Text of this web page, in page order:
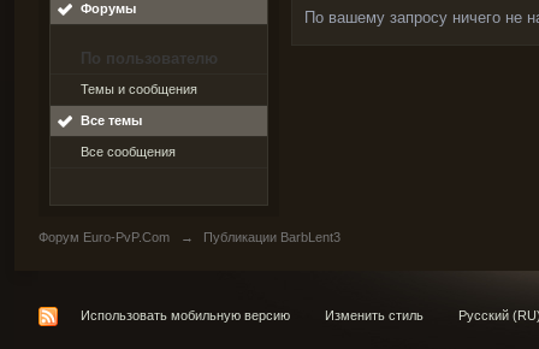
Форумы
По пользователю
Темы и сообщения
Все темы
Все сообщения
По вашему запросу ничего не
Форум Euro-PvP.Com → Публикации BarbLent3
Использовать мобильную версию Изменить стиль Русский